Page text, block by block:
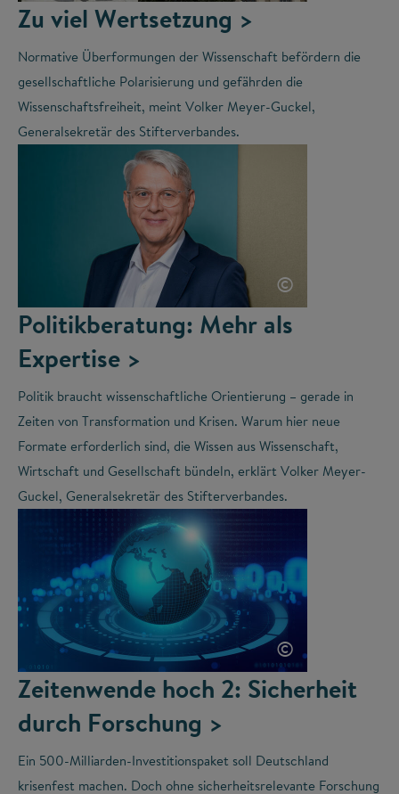
Zu viel Wertsetzung >
Normative Überformungen der Wissenschaft befördern die
gesellschaftliche Polarisierung und gefährden die
Wissenschaftsfreiheit, meint Volker Meyer-Guckel,
Generalsekretär des Stifterverbandes.
©
Politikberatung: Mehr als
Expertise >
Politik braucht wissenschaftliche Orientierung – gerade in
Zeiten von Transformation und Krisen. Warum hier neue
Formate erforderlich sind, die Wissen aus Wissenschaft,
Wirtschaft und Gesellschaft bündeln, erklärt Volker Meyer-
Guckel, Generalsekretär des Stifterverbandes.
©
Zeitenwende hoch 2: Sicherheit
durch Forschung >
Ein 500-Milliarden-Investitionspaket soll Deutschland
krisenfest machen. Doch ohne sicherheitsrelevante Forschung